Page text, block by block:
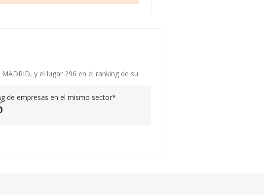
y el lugar 296 en el ranking de su
de empresas en el mismo sector*